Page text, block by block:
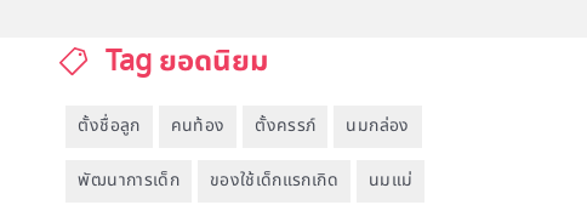
Tag ยอดนิยม
ตั้งชื่อลูก คนท้อง ตั้งครรภ์ นมกล่อง
พัฒนาการเด็ก ของใช้เด็กแรกเกิด นมแม่